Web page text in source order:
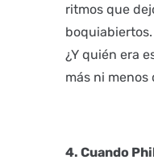
ritmos que
boquiabiertos.
¿Y quién era
más ni menos
4. Cuando